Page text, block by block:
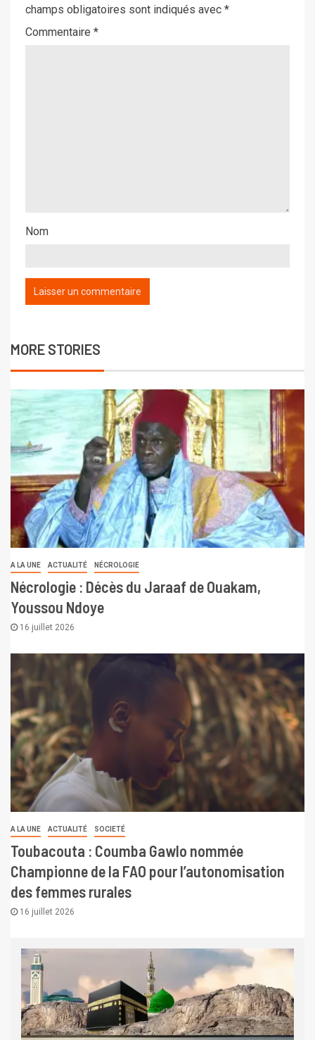
champs obligatoires sont indiqués avec *
Commentaire *
Nom
MORE STORIES
A LA UNE ACTUALITÉ NÉCROLOGIE
Nécrologie : Décès du Jaraaf de Ouakam,
Youssou Ndoye
16 juillet 2026
A LA UNE ACTUALITÉ SOCIETÉ
Toubacouta : Coumba Gawlo nommée
Championne de la FAO pour l’autonomisation
des femmes rurales
16 juillet 2026